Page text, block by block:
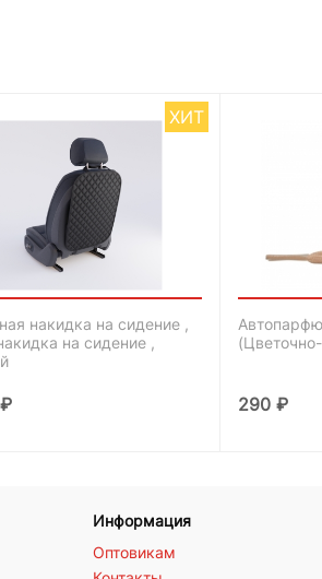
ХИТ
накидка на сидение ,
на сидение ,
₽ 290₽
Информация
Оптовикам